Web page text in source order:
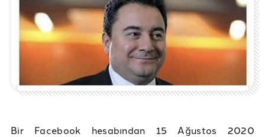
Bir Facebook hesabından 15 Ağustos 2020